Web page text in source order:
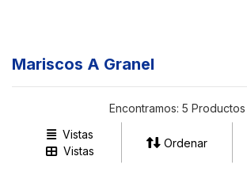
Mariscos A Granel
Encontramos: 5 Productos
Vistas
Vistas
Ordenar